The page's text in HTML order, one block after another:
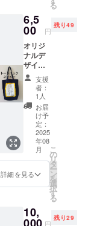
き
4cmx2.
5cm
る
6,5
00 円
残り49
オリジ
ナルデ
ザイン
トート
バック
(トミー
バー
ド) Ｍ
ネー
ビー サ
イズ
37×24×
12cm
自筆サ
イン入
り！ オ
ルスト
ラップ
支援
者：
1人
お届
け予
定：
2025
年08
月
詳細を見る
こ
の
リ
タ
ー
ン
を
選
択
す
る
10,
円
残り29